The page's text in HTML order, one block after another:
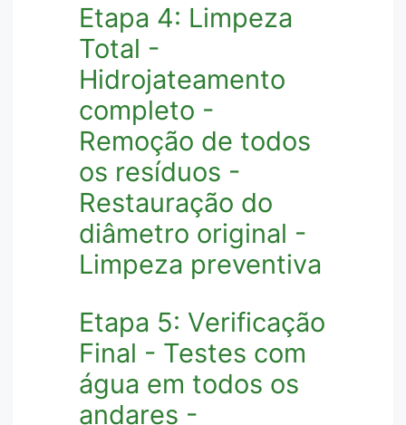
Etapa 4: Limpeza
Total -
Hidrojateamento
completo -
Remoção de todos
os resíduos -
Restauração do
diâmetro original -
Limpeza preventiva
Etapa 5: Verificação
Final - Testes com
água em todos os
andares -